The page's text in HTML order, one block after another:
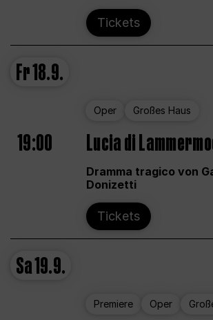
Tickets
Fr18.9.
Oper Großes Haus
19:00 Lucia di
Dramma tragico von
Donizetti
Tickets
Sa19.9.
Premiere Oper